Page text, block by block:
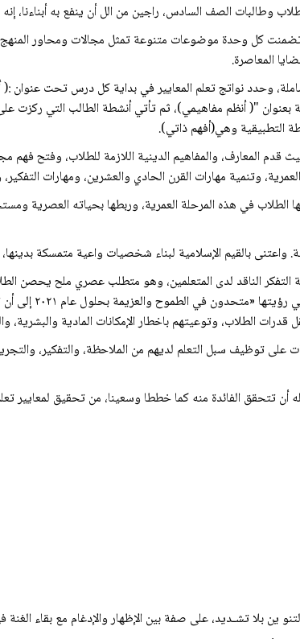
طلاب وطالبات الصف السادس، راجين من الل أن ينفع به أبناءنا،
كل وحدة موضوعات متنوعة تمثل مجالات ومحاور المنهج
المعاصرة.
وحدد نواتج تعلم المعايير في بداية كل درس تحت عنوان
"( أنظم مفاهيمي)، ثم تأتي أنشطة الطالب التي ركزت
التطبيقية وهي(أفهم ذاتي).
قدم المعارف، والمفاهيم الدينية اللازمة للطلاب، وفتح
وتنمية مهارات القرن الحادي والعشرين، ومهارات
الطلاب في هذه المرحلة العمرية، وربطها بحياته العصرية
واعتنى بالقيم الإسلامية لبناء شخصيات واعية متمسكة
الناقد لدى المتعلمين، وهو متطلب عصري ملح يحصن الطلاب
والابتكاري
الطلاب، وتوعيتهم باخطار الإمكانات المادية والبشرية،
توظيف سبل التعلم لديهم من الملاحظة، والتفكير،
أن تتحقق الفائدة منه كما خططا وسعينا، من تحقيق لمعايير
ين بلا تشـديد، على صفة بين الإظهار والإدغام مع بقاء